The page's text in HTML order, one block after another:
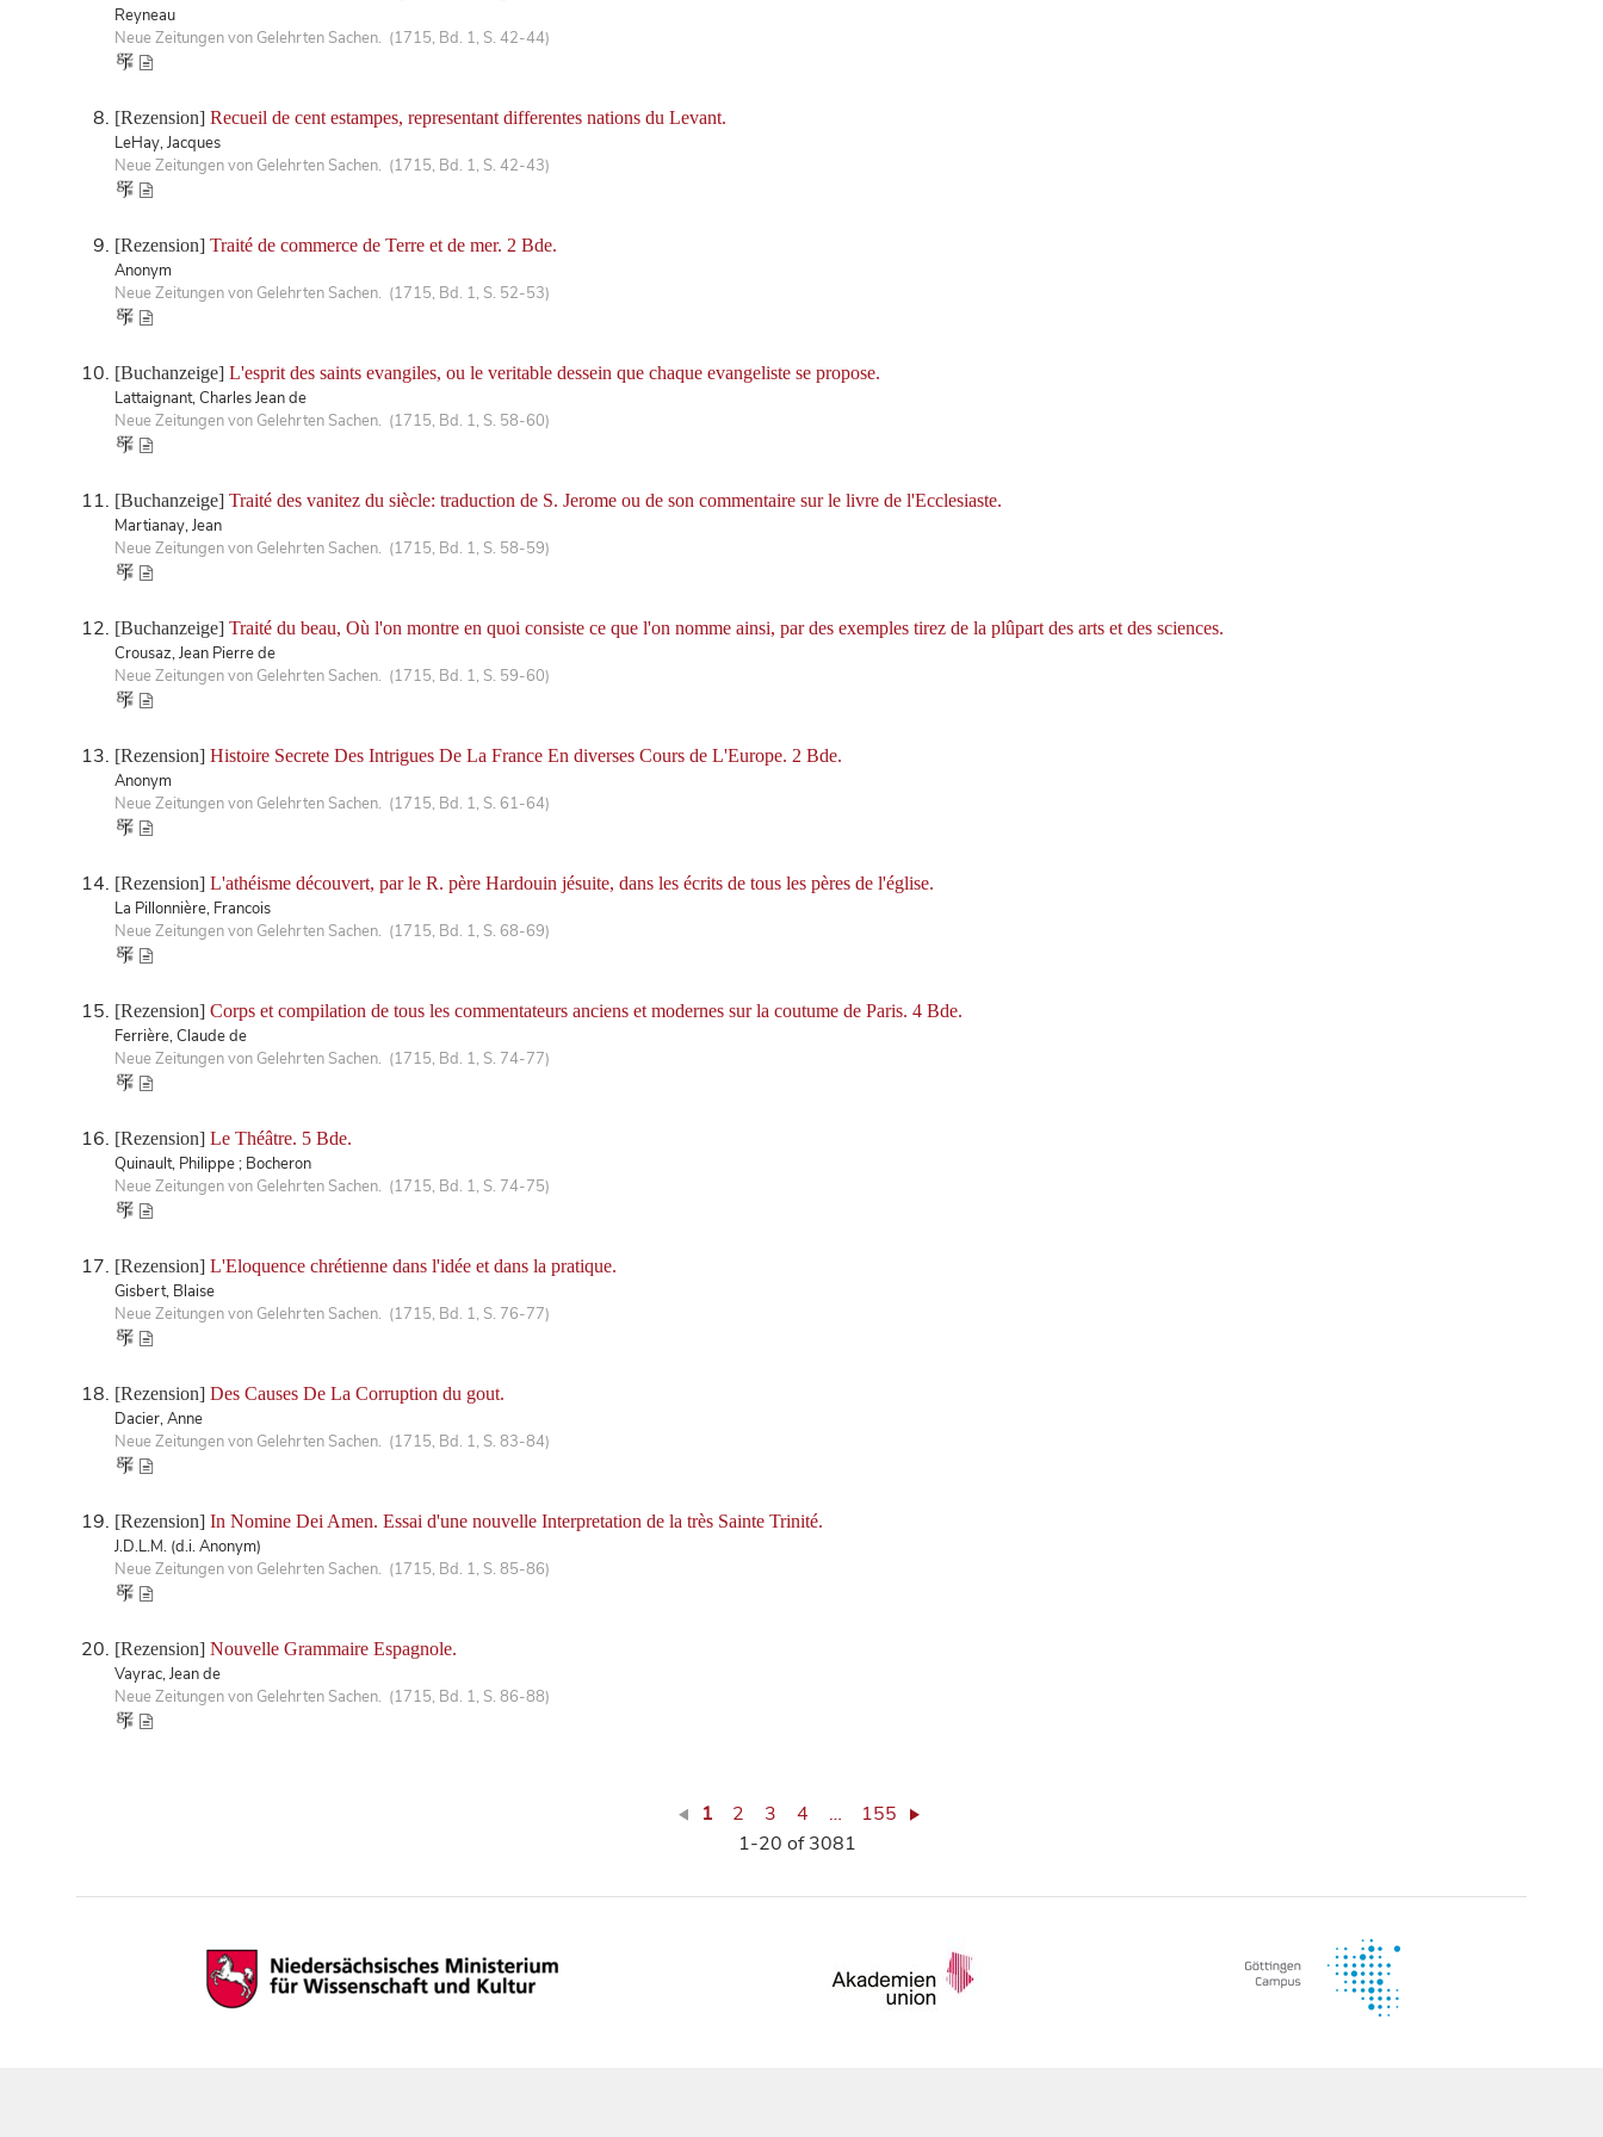
Reyneau
Neue Zeitungen von Gelehrten Sachen. (1715, Bd. 1, S. 42-44)
[Rezension] Recueil de cent estampes, representant differentes nations du Levant.
LeHay, Jacques
Neue Zeitungen von Gelehrten Sachen. (1715, Bd. 1, S. 42-43)
[Rezension] Traité de commerce de Terre et de mer. 2 Bde.
Anonym
Neue Zeitungen von Gelehrten Sachen. (1715, Bd. 1, S. 52-53)
[Buchanzeige] L'esprit des saints evangiles, ou le veritable dessein que chaque evangeliste se propose.
Lattaignant, Charles Jean de
Neue Zeitungen von Gelehrten Sachen. (1715, Bd. 1, S. 58-60)
[Buchanzeige] Traité des vanitez du siècle: traduction de S. Jerome ou de son commentaire sur le livre de l'Ecclesiaste.
Martianay, Jean
Neue Zeitungen von Gelehrten Sachen. (1715, Bd. 1, S. 58-59)
[Buchanzeige] Traité du beau, Où l'on montre en quoi consiste ce que l'on nomme ainsi, par des exemples tirez de la plûpart des arts et des sciences.
Crousaz, Jean Pierre de
Neue Zeitungen von Gelehrten Sachen. (1715, Bd. 1, S. 59-60)
[Rezension] Histoire Secrete Des Intrigues De La France En diverses Cours de L'Europe. 2 Bde.
Anonym
Neue Zeitungen von Gelehrten Sachen. (1715, Bd. 1, S. 61-64)
[Rezension] L'athéisme découvert, par le R. père Hardouin jésuite, dans les écrits de tous les pères de l'église.
La Pillonnière, Francois
Neue Zeitungen von Gelehrten Sachen. (1715, Bd. 1, S. 68-69)
[Rezension] Corps et compilation de tous les commentateurs anciens et modernes sur la coutume de Paris. 4 Bde.
Ferrière, Claude de
Neue Zeitungen von Gelehrten Sachen. (1715, Bd. 1, S. 74-77)
[Rezension] Le Théâtre. 5 Bde.
Quinault, Philippe ; Bocheron
Neue Zeitungen von Gelehrten Sachen. (1715, Bd. 1, S. 74-75)
[Rezension] L'Eloquence chrétienne dans l'idée et dans la pratique.
Gisbert, Blaise
Neue Zeitungen von Gelehrten Sachen. (1715, Bd. 1, S. 76-77)
[Rezension] Des Causes De La Corruption du gout.
Dacier, Anne
Neue Zeitungen von Gelehrten Sachen. (1715, Bd. 1, S. 83-84)
[Rezension] In Nomine Dei Amen. Essai d'une nouvelle Interpretation de la très Sainte Trinité.
J.D.L.M. (d.i. Anonym)
Neue Zeitungen von Gelehrten Sachen. (1715, Bd. 1, S. 85-86)
[Rezension] Nouvelle Grammaire Espagnole.
Vayrac, Jean de
Neue Zeitungen von Gelehrten Sachen. (1715, Bd. 1, S. 86-88)
1 2 3 4 …
155
1-20 of 3081